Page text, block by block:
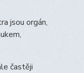
jsou orgán,
častěji